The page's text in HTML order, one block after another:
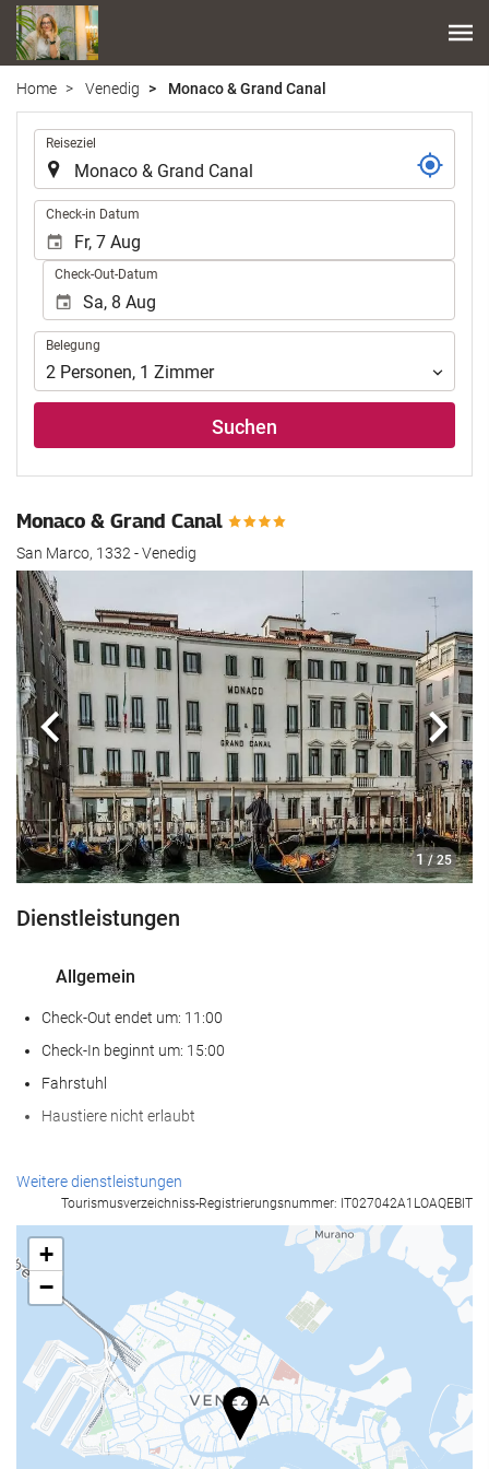
Home Venedig Monaco & Grand Canal
Reiseziel
Check-in Datum
Check-Out-Datum
Belegung
Belegung
2 Personen, 1 Zimmer
Suchen
Monaco & Grand Canal
San Marco, 1332 - Venedig
1 / 25
Zurück
Dienstleistungen
Allgemein
Check-Out endet um: 11:00
Check-In beginnt um: 15:00
Fahrstuhl
Haustiere nicht erlaubt
Nahrungsmittel und Getränke
Bar
Café in der Unterkunft
Empfangsdienste
24-Stunden-Rezeption
Gepäckaufbewahrung
Weitere dienstleistungen
Tourismusverzeichniss-Registrierungsnummer: IT027042A1LOAQEBIT
+
−